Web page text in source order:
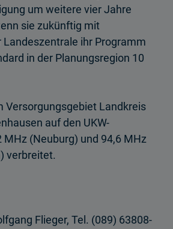
um weitere vier Jahre
sie zukünftig mit
Landeszentrale ihr Programm
in der Planungsregion 10
Versorgungsgebiet Landkreis
auf den UKW-
MHz (Neuburg) und 94,6 MHz
verbrei­tet.
Flieger, Tel. (089) 63808-